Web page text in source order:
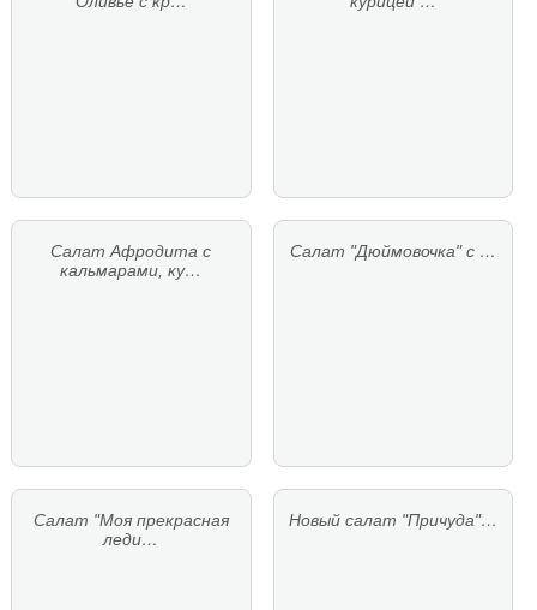
Салат Афродита с
кальмарами, ку…
Салат "Дюймовочка" с …
Салат "Моя прекрасная
леди…
Новый салат "Причуда"…